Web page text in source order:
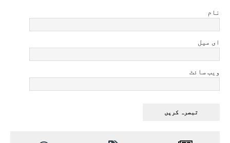
نام
ای میل
ویب سائٹ